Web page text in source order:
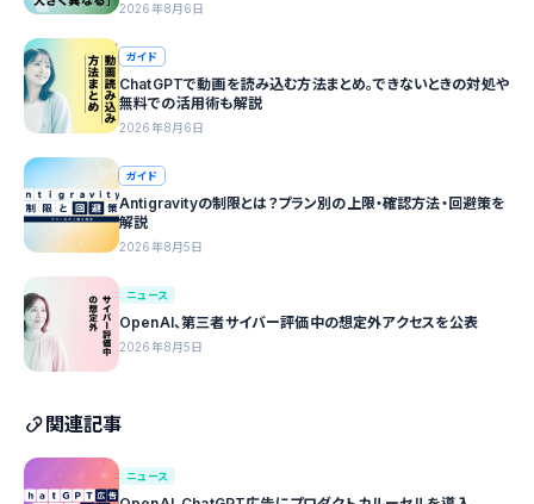
2026年8月6日
ガイド
ChatGPTで動画を読み込む方法まとめ。できないときの対処や
無料での活用術も解説
2026年8月6日
ガイド
Antigravityの制限とは？プラン別の上限・確認方法・回避策を
解説
2026年8月5日
ニュース
OpenAI、第三者サイバー評価中の想定外アクセスを公表
2026年8月5日
関連記事
ニュース